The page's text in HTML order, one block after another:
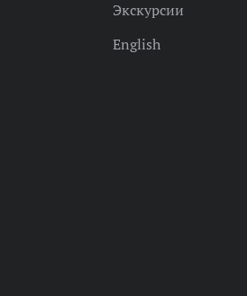
Экскурсии
English